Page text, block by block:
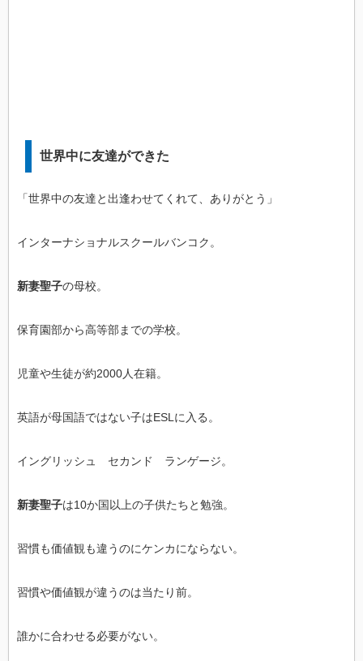
世界中に友達ができた
「世界中の友達と出逢わせてくれて、ありがとう」
インターナショナルスクールバンコク。
新妻聖子の母校。
保育園部から高等部までの学校。
児童や生徒が約2000人在籍。
英語が母国語ではない子はESLに入る。
イングリッシュ セカンド ランゲージ。
新妻聖子は10か国以上の子供たちと勉強。
習慣も価値観も違うのにケンカにならない。
習慣や価値観が違うのは当たり前。
誰かに合わせる必要がない。